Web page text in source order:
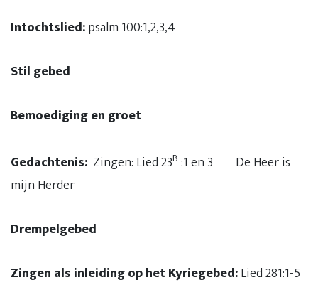
Intochtslied:psalm 100:1,2,3,4
Stil gebed
Bemoediging en groet
Gedachtenis: Zingen: Lied 23B :1 en 3
De Heer is
mijn Herder
Drempelgebed
Zingen als inleiding op het Kyriegebed:Lied 281:1-5